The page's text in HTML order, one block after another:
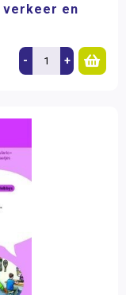
verkeer en
- +